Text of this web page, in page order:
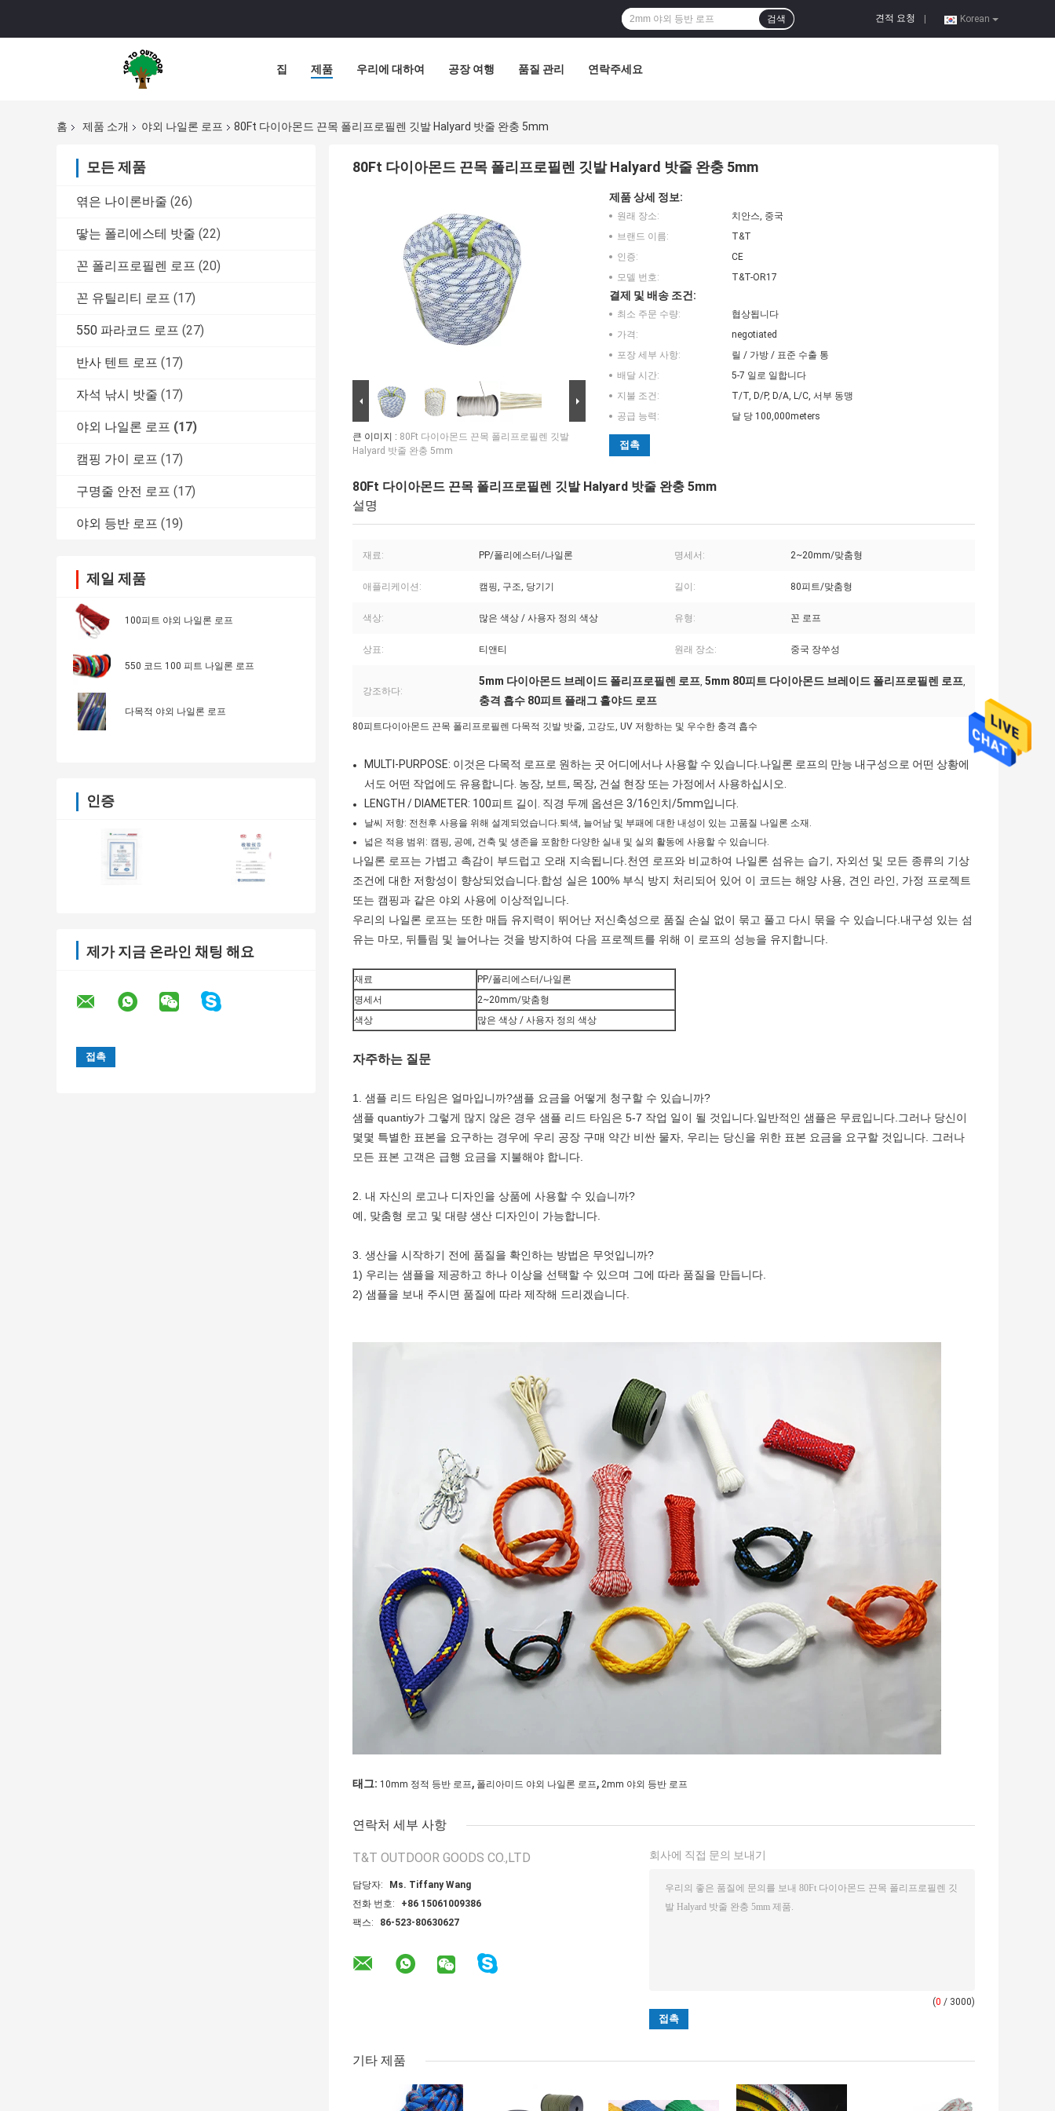
Korean
견적 요청
검색
집 제품 우리에 대하여 공장 여행 품질 관리 연락주세요
홈 제품 소개 야외 나일론 로프 80Ft 다이아몬드 끈목 폴리프로필렌 깃발 Halyard 밧줄 완충 5mm
모든 제품
엮은 나이론바줄 (26)
땋는 폴리에스테 밧줄 (22)
꼰 폴리프로필렌 로프 (20)
꼰 유틸리티 로프 (17)
550 파라코드 로프 (27)
반사 텐트 로프 (17)
자석 낚시 밧줄 (17)
야외 나일론 로프 (17)
캠핑 가이 로프 (17)
구명줄 안전 로프 (17)
야외 등반 로프 (19)
제일 제품
100피트 야외 나일론 로프
550 코드 100 피트 나일론 로프
다목적 야외 나일론 로프
인증
제가 지금 온라인 채팅 해요
80Ft 다이아몬드 끈목 폴리프로필렌 깃발 Halyard 밧줄 완충 5mm
큰 이미지 : 80Ft 다이아몬드 끈목 폴리프로필렌 깃발
Halyard 밧줄 완충 5mm
제품 상세 정보:
원래 장소:
치안스, 중국
브랜드 이름:
T&T
인증:
CE
모델 번호:
T&T-OR17
결제 및 배송 조건:
최소 주문 수량:
협상됩니다
가격:
negotiated
포장 세부 사항:
릴 / 가방 / 표준 수출 통
배달 시간:
5-7 일로 일합니다
지불 조건:
T/T, D/P, D/A, L/C, 서부 동맹
공급 능력:
달 당 100,000meters
접촉
80Ft 다이아몬드 끈목 폴리프로필렌 깃발 Halyard 밧줄 완충 5mm
설명
재료: PP/폴리에스터/나일론 명세서: 2~20mm/맞춤형
애플리케이션: 캠핑, 구조, 당기기 길이: 80피트/맞춤형
색상: 많은 색상 / 사용자 정의 색상 유형: 꼰 로프
상표: 티앤티 원래 장소: 중국 장쑤성
강조하다:
5mm 다이아몬드 브레이드 폴리프로필렌 로프, 5mm 80피트 다이아몬드 브레이드 폴리프로필렌 로프,
충격 흡수 80피트 플래그 홀야드 로프
80피트다이아몬드 끈목 폴리프로필렌 다목적 깃발 밧줄, 고강도, UV 저항하는 및 우수한 충격 흡수
MULTI-PURPOSE: 이것은 다목적 로프로 원하는 곳 어디에서나 사용할 수 있습니다.나일론 로프의 만능 내구성으로 어떤 상황에
서도 어떤 작업에도 유용합니다. 농장, 보트, 목장, 건설 현장 또는 가정에서 사용하십시오.
LENGTH / DIAMETER: 100피트 길이. 직경 두께 옵션은 3/16인치/5mm입니다.
날씨 저항: 전천후 사용을 위해 설계되었습니다.퇴색, 늘어남 및 부패에 대한 내성이 있는 고품질 나일론 소재.
넓은 적용 범위: 캠핑, 공예, 건축 및 생존을 포함한 다양한 실내 및 실외 활동에 사용할 수 있습니다.
나일론 로프는 가볍고 촉감이 부드럽고 오래 지속됩니다.천연 로프와 비교하여 나일론 섬유는 습기, 자외선 및 모든 종류의 기상
조건에 대한 저항성이 향상되었습니다.합성 실은 100% 부식 방지 처리되어 있어 이 코드는 해양 사용, 견인 라인, 가정 프로젝트
또는 캠핑과 같은 야외 사용에 이상적입니다.
우리의 나일론 로프는 또한 매듭 유지력이 뛰어난 저신축성으로 품질 손실 없이 묶고 풀고 다시 묶을 수 있습니다.내구성 있는 섬
유는 마모, 뒤틀림 및 늘어나는 것을 방지하여 다음 프로젝트를 위해 이 로프의 성능을 유지합니다.
재료
PP/폴리에스터/나일론
명세서
2~20mm/맞춤형
색상
많은 색상 / 사용자 정의 색상
자주하는 질문
1. 샘플 리드 타임은 얼마입니까?샘플 요금을 어떻게 청구할 수 있습니까?
샘플 quantiy가 그렇게 많지 않은 경우 샘플 리드 타임은 5-7 작업 일이 될 것입니다.일반적인 샘플은 무료입니다.그러나 당신이
몇몇 특별한 표본을 요구하는 경우에 우리 공장 구매 약간 비싼 물자, 우리는 당신을 위한 표본 요금을 요구할 것입니다. 그러나
모든 표본 고객은 급행 요금을 지불해야 합니다.
2. 내 자신의 로고나 디자인을 상품에 사용할 수 있습니까?
예, 맞춤형 로고 및 대량 생산 디자인이 가능합니다.
3. 생산을 시작하기 전에 품질을 확인하는 방법은 무엇입니까?
1) 우리는 샘플을 제공하고 하나 이상을 선택할 수 있으며 그에 따라 품질을 만듭니다.
2) 샘플을 보내 주시면 품질에 따라 제작해 드리겠습니다.
태그: 10mm 정적 등반 로프, 폴리아미드 야외 나일론 로프, 2mm 야외 등반 로프
연락처 세부 사항
T&T OUTDOOR GOODS CO.,LTD
담당자:
Ms. Tiffany Wang
전화 번호:
+86 15061009386
팩스:
86-523-80630627
회사에 직접 문의 보내기
(0 / 3000)
기타 제품